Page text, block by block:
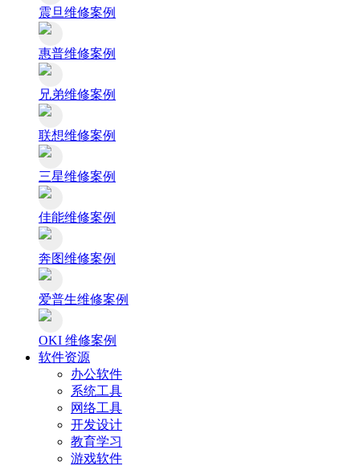
震旦维修案例
惠普维修案例
兄弟维修案例
联想维修案例
三星维修案例
佳能维修案例
奔图维修案例
爱普生维修案例
OKI 维修案例
软件资源
办公软件
系统工具
网络工具
开发设计
教育学习
游戏软件